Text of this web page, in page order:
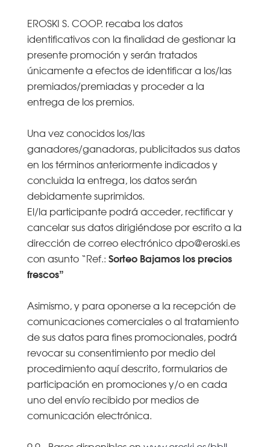
EROSKI S. COOP. recaba los datos
identificativos con la finalidad de gestionar la
presente promoción y serán tratados
únicamente a efectos de identificar a los/las
premiados/premiadas y proceder a la
entrega de los premios.
Una vez conocidos los/las
ganadores/ganadoras, publicitados sus datos
en los términos anteriormente indicados y
concluida la entrega, los datos serán
debidamente suprimidos.
El/la participante podrá acceder, rectificar y
cancelar sus datos dirigiéndose por escrito a la
dirección de correo electrónico dpo@eroski.es
con asunto “Ref.: Sorteo Bajamos los precios
frescos”
Asimismo, y para oponerse a la recepción de
comunicaciones comerciales o al tratamiento
de sus datos para fines promocionales, podrá
revocar su consentimiento por medio del
procedimiento aquí descrito, formularios de
participación en promociones y/o en cada
uno del envío recibido por medios de
comunicación electrónica.